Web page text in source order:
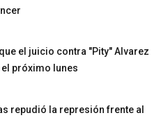
el juicio contra "Pity" Alvarez
próximo lunes
repudió la represión frente al